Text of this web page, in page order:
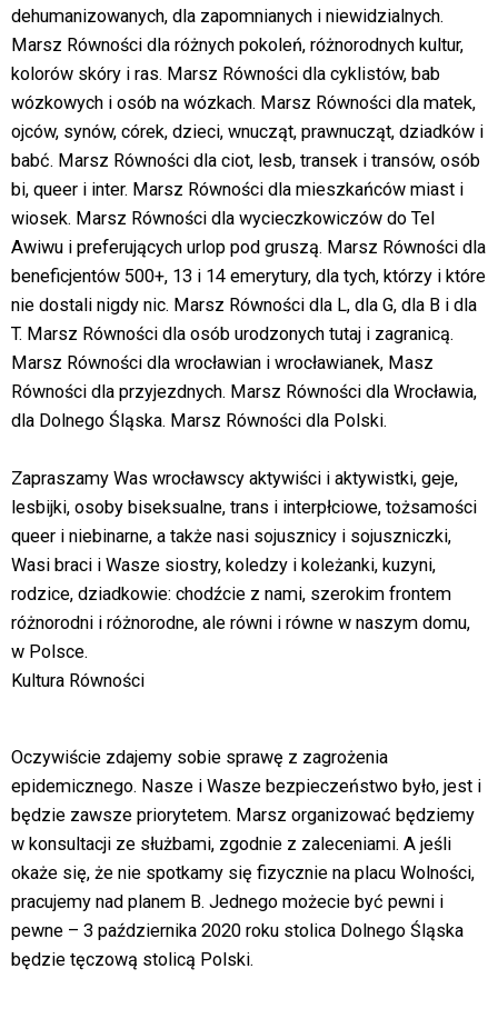
dehumanizowanych, dla zapomnianych i niewidzialnych.
Marsz Równości dla różnych pokoleń, różnorodnych kultur,
kolorów skóry i ras. Marsz Równości dla cyklistów, bab
wózkowych i osób na wózkach. Marsz Równości dla matek,
ojców, synów, córek, dzieci, wnucząt, prawnucząt, dziadków i
babć. Marsz Równości dla ciot, lesb, transek i transów, osób
bi, queer i inter. Marsz Równości dla mieszkańców miast i
wiosek. Marsz Równości dla wycieczkowiczów do Tel
Awiwu i preferujących urlop pod gruszą. Marsz Równości dla
beneficjentów 500+, 13 i 14 emerytury, dla tych, którzy i które
nie dostali nigdy nic. Marsz Równości dla L, dla G, dla B i dla
T. Marsz Równości dla osób urodzonych tutaj i zagranicą.
Marsz Równości dla wrocławian i wrocławianek, Masz
Równości dla przyjezdnych. Marsz Równości dla Wrocławia,
dla Dolnego Śląska. Marsz Równości dla Polski.
Zapraszamy Was wrocławscy aktywiści i aktywistki, geje,
lesbijki, osoby biseksualne, trans i interpłciowe, tożsamości
queer i niebinarne, a także nasi sojusznicy i sojuszniczki,
Wasi braci i Wasze siostry, koledzy i koleżanki, kuzyni,
rodzice, dziadkowie: chodźcie z nami, szerokim frontem
różnorodni i różnorodne, ale równi i równe w naszym domu,
w Polsce.
Kultura Równości
Oczywiście zdajemy sobie sprawę z zagrożenia
epidemicznego. Nasze i Wasze bezpieczeństwo było, jest i
będzie zawsze priorytetem. Marsz organizować będziemy
w konsultacji ze służbami, zgodnie z zaleceniami. A jeśli
okaże się, że nie spotkamy się fizycznie na placu Wolności,
pracujemy nad planem B. Jednego możecie być pewni i
pewne – 3 października 2020 roku stolica Dolnego Śląska
będzie tęczową stolicą Polski.